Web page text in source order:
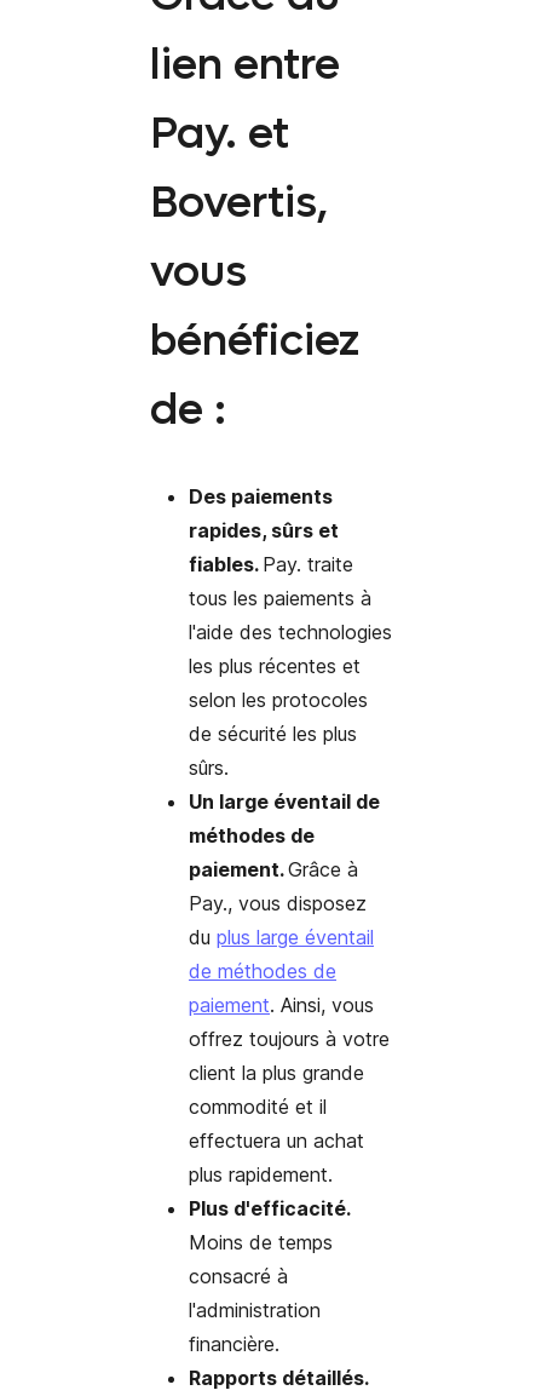
lien entre
Pay. et
Bovertis,
vous
bénéficiez
de :
Des paiements
rapides, sûrs et
fiables. Pay. traite
tous les paiements à
l'aide des technologies
les plus récentes et
selon les protocoles
de sécurité les plus
sûrs.
Un large éventail de
méthodes de
paiement.Grâce à
Pay., vous disposez
du plus large éventail
de méthodes de
paiement. Ainsi, vous
offrez toujours à votre
client la plus grande
commodité et il
effectuera un achat
plus rapidement.
Plus d'efficacité.
Moins de temps
consacré à
l'administration
financière.
Rapports détaillés.